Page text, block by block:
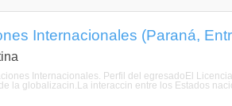
Internacionales (Paraná,
Internacionales. Perfil del egresadoEl
la globalizacin.La interaccin entre los Estados